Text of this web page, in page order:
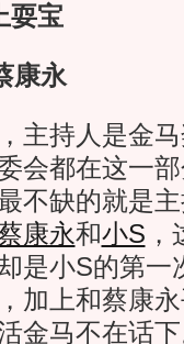
耍宝
康永
持人是金马
会都在这一
不缺的就是
康永和小S
是小S的第一
加上和蔡康
金马不在话